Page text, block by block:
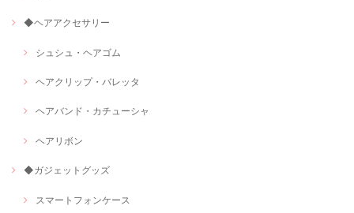
◆ヘアアクセサリー
シュシュ・ヘアゴム
ヘアクリップ・バレッタ
ヘアバンド・カチューシャ
ヘアリボン
◆ガジェットグッズ
スマートフォンケース